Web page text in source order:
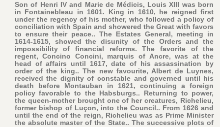
Son of Henri IV and Marie de Médicis, Louis XIII was born
in Fontainebleau in 1601. King in 1610, he reigned first
under the regency of his mother, who followed a policy of
conciliation with Spain and showered the Great with favors
to ensure their peace.. The Estates General, meeting in
1614-1615, showed the disunity of the Orders and the
impossibility of financial reforms. The favorite of the
regent, Concino Concini, marquis of Ancre, was at the
head of affairs until 1617, date of his assassination by
order of the king.. The new favourite, Albert de Luynes,
received the dignity of constable and governed until his
death before Montauban in 1621, continuing a foreign
policy favorable to the Habsburgs.. Returning to power,
the queen-mother brought one of her creatures, Richelieu,
former bishop of Luçon, into the Council.. From 1626 and
until the end of the reign, Richelieu was as Prime Minister
the absolute master of the State.. The successive plots of